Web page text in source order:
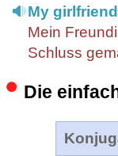
My
Mein
Schluss
Die